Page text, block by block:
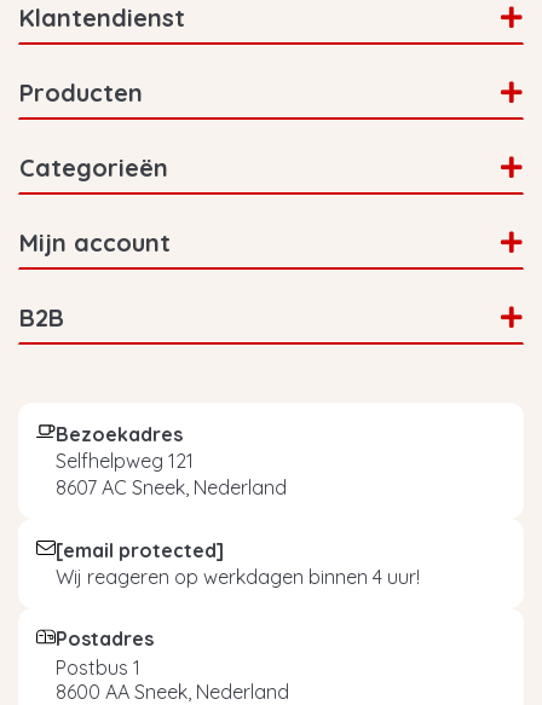
Klantendienst
Producten
Categorieën
Mijn account
B2B
Bezoekadres
Selfhelpweg 121
8607 AC Sneek, Nederland
[email protected]
Wij reageren op werkdagen binnen 4 uur!
Postadres
Postbus 1
8600 AA Sneek, Nederland